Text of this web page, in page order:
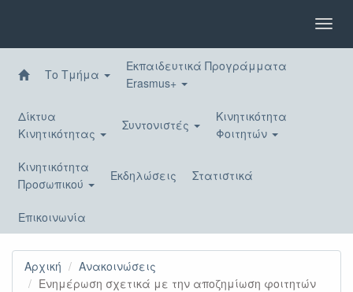
περιεχόμενο
Το Τμήμα
Εκπαιδευτικά Προγράμματα
Erasmus+
Δίκτυα
Κινητικότητας
Συντονιστές
Κινητικότητα
Φοιτητών
Κινητικότητα
Προσωπικού
Εκδηλώσεις Στατιστικά
Επικοινωνία
Αρχική
Ανακοινώσεις
Ενημέρωση σχετικά με την αποζημίωση φοιτητών